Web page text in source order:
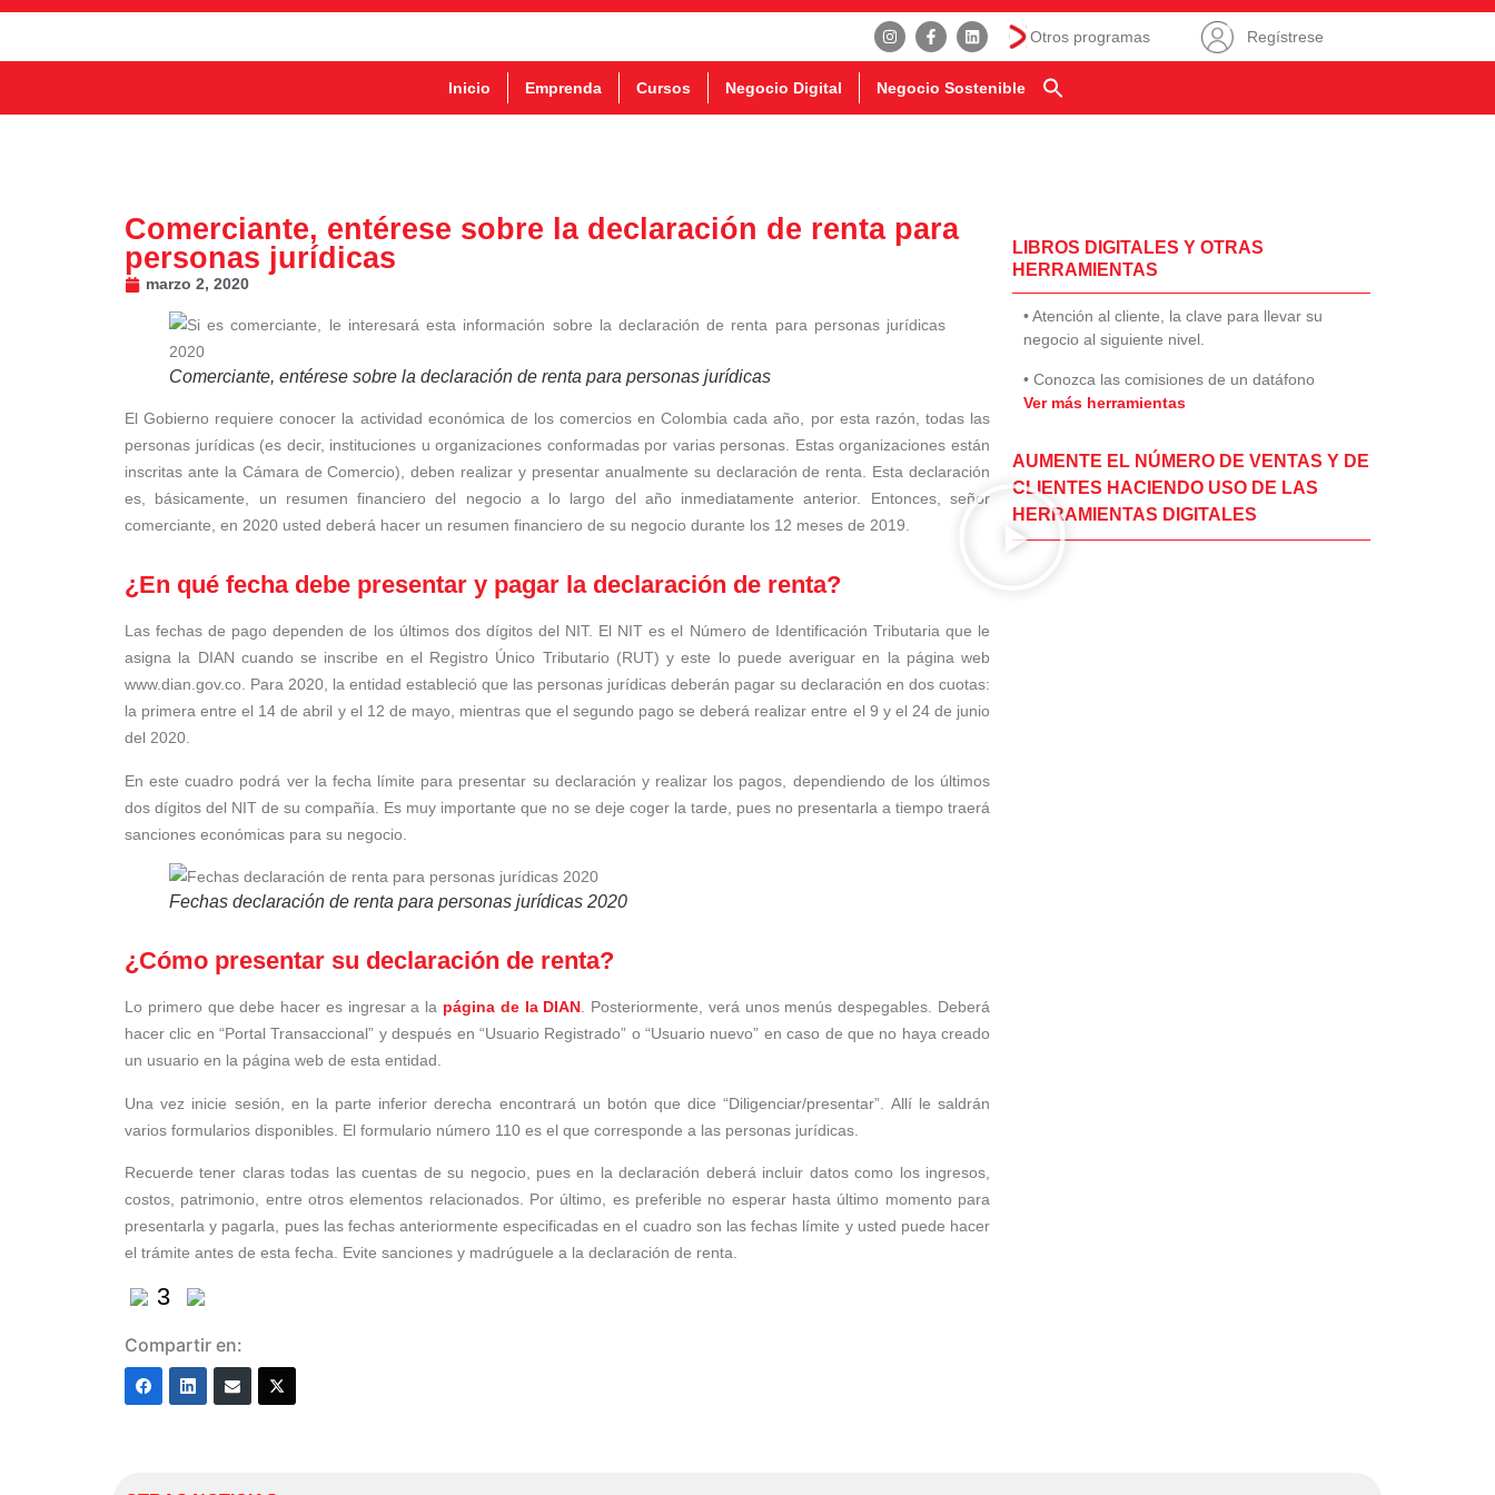
Otros programas Regístrese
Inicio Emprenda Cursos Negocio Digital Negocio Sostenible
Comerciante, entérese sobre la declaración de renta para
personas jurídicas
marzo 2, 2020
Comerciante, entérese sobre la declaración de renta para personas jurídicas
El Gobierno requiere conocer la actividad económica de los comercios en Colombia cada año, por esta razón, todas las
personas jurídicas (es decir, instituciones u organizaciones conformadas por varias personas. Estas organizaciones están
inscritas ante la Cámara de Comercio), deben realizar y presentar anualmente su declaración de renta. Esta declaración
es, básicamente, un resumen financiero del negocio a lo largo del año inmediatamente anterior. Entonces, señor
comerciante, en 2020 usted deberá hacer un resumen financiero de su negocio durante los 12 meses de 2019.
¿En qué fecha debe presentar y pagar la declaración de renta?
Las fechas de pago dependen de los últimos dos dígitos del NIT. El NIT es el Número de Identificación Tributaria que le
asigna la DIAN cuando se inscribe en el Registro Único Tributario (RUT) y este lo puede averiguar en la página web
www.dian.gov.co. Para 2020, la entidad estableció que las personas jurídicas deberán pagar su declaración en dos cuotas:
la primera entre el 14 de abril y el 12 de mayo, mientras que el segundo pago se deberá realizar entre el 9 y el 24 de junio
del 2020.
En este cuadro podrá ver la fecha límite para presentar su declaración y realizar los pagos, dependiendo de los últimos
dos dígitos del NIT de su compañía. Es muy importante que no se deje coger la tarde, pues no presentarla a tiempo traerá
sanciones económicas para su negocio.
Fechas declaración de renta para personas jurídicas 2020
¿Cómo presentar su declaración de renta?
Lo primero que debe hacer es ingresar a la página de la DIAN . Posteriormente, verá unos menús despegables. Deberá
hacer clic en “Portal Transaccional” y después en “Usuario Registrado” o “Usuario nuevo” en caso de que no haya creado
un usuario en la página web de esta entidad.
Una vez inicie sesión, en la parte inferior derecha encontrará un botón que dice “Diligenciar/presentar”. Allí le saldrán
varios formularios disponibles. El formulario número 110 es el que corresponde a las personas jurídicas.
Recuerde tener claras todas las cuentas de su negocio, pues en la declaración deberá incluir datos como los ingresos,
costos, patrimonio, entre otros elementos relacionados. Por último, es preferible no esperar hasta último momento para
presentarla y pagarla, pues las fechas anteriormente especificadas en el cuadro son las fechas límite y usted puede hacer
el trámite antes de esta fecha. Evite sanciones y madrúguele a la declaración de renta.
3
Compartir en:
LIBROS DIGITALES Y OTRAS
HERRAMIENTAS
• Atención al cliente, la clave para llevar su
negocio al siguiente nivel.
• Conozca las comisiones de un datáfono
Ver más herramientas
AUMENTE EL NÚMERO DE VENTAS Y DE
CLIENTES HACIENDO USO DE LAS
HERRAMIENTAS DIGITALES